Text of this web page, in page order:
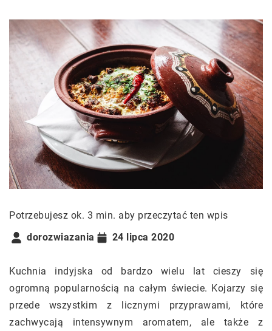
Potrzebujesz ok. 3 min. aby przeczytać ten wpis
dorozwiazania
24 lipca 2020
Kuchnia indyjska od bardzo wielu lat cieszy się
ogromną popularnością na całym świecie. Kojarzy się
przede wszystkim z licznymi przyprawami, które
zachwycają intensywnym aromatem, ale także z